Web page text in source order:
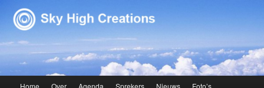
Sky High Creations
Home Over Agenda Sprekers Nieuws Foto’s